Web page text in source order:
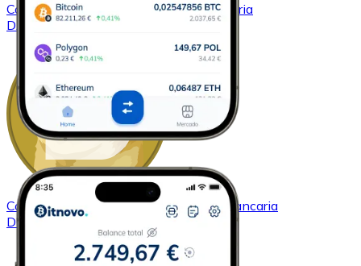
ComprarDash
con transferencia bancaria
DASH
ComprarDogecoincon transferencia bancaria
DOGE